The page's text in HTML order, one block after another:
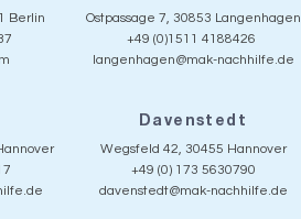
Berlin
Ostpassage 7, 30853 Langenhagen
+49 (0)1511 4188426
langenhagen@mak-nachhilfe.de
Davenstedt
Wegsfeld 42, 30455 Hannover
+49 (0) 173 5630790
davenstedt@mak-nachhilfe.de